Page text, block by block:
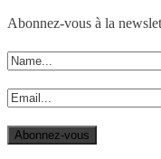
Abonnez-vous à la